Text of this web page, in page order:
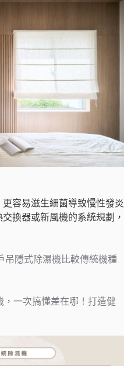
容易滋生細菌導致慢性發炎
換器或新風機的系統規劃，
吊隱式除濕機比較傳統機種
，一次搞懂差在哪！打造健